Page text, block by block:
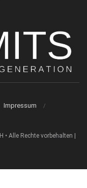
Impressum
Alle Rechte vorbehalten |